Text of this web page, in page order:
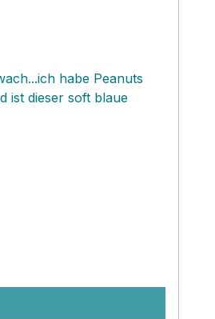
habe Peanuts
ist dieser soft blaue